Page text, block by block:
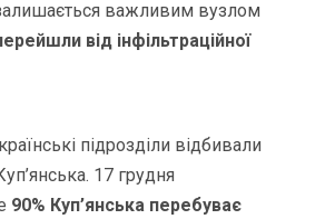
важливим вузлом
від інфільтраційної
підрозділи відбивали
17 грудня
90% Куп’янська перебуває